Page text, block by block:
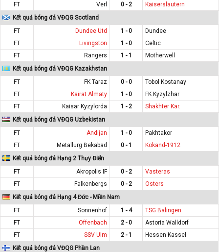
FT
Verl 0 - 2
Kaiserslautern
Kết quả bóng đá VĐQG Scotland
FT
Dundee Utd 1 - 0
Dundee
FT
Livingston 1 - 0
Celtic
FT
Rangers 1 - 1
Motherwell
Kết quả bóng đá VĐQG Kazakhstan
FT
FK Taraz 0 - 0
Tobol Kostanay
FT
Kairat Almaty 1 - 0
FK Kyzylzhar
FT
Kaisar Kyzylorda 1 - 2
Shakhter Kar.
Kết quả bóng đá VĐQG Uzbekistan
FT
Andijan 1 - 0
Pakhtakor
FT
Metallurg Bekabad 0 - 1
Kokand-1912
Kết quả bóng đá Hạng 2 Thụy Điển
FT
Akropolis IF 0 - 2
Vasteras
FT
Falkenbergs 0 - 2
Osters
Kết quả bóng đá Hạng 4 Đức - Miền Nam
FT
Sonnenhof 1 - 4
TSG Balingen
FT
Offenbach 2 - 0
Astoria Walldorf
FT
SSV Ulm 2 - 1
Hessen Kassel
Kết quả bóng đá VĐQG Phần Lan